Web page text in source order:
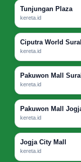
Tunjungan Plaza
kereta.id
Ciputra World
kereta.id
Pakuwon Mall
kereta.id
Pakuwon Mall
kereta.id
Jogja City Mall
kereta.id